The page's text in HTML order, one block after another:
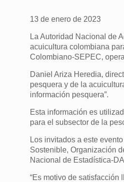
13 de enero de 2023
La Autoridad Nacional de
acuicultura colombiana
Colombiano-SEPEC,
Daniel Ariza Heredia,
pesquera y de la
información pesquera”.
Esta información es
para el subsector de la
Los invitados a este
Sostenible, Organización
Nacional de Estadística-
“Es motivo de